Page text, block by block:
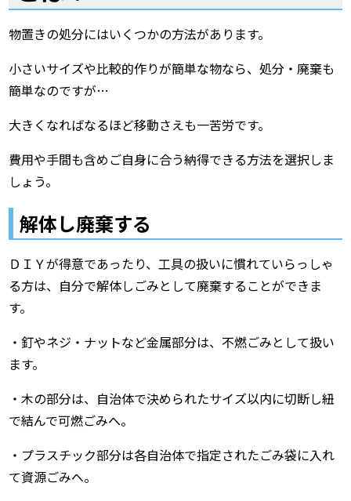
物置きの処分にはいくつかの方法があります。
小さいサイズや比較的作りが簡単な物なら、処分・廃棄も
簡単なのですが…
大きくなればなるほど移動さえも一苦労です。
費用や手間も含めご自身に合う納得できる方法を選択しま
しょう。
解体し廃棄する
ＤＩＹが得意であったり、工具の扱いに慣れていらっしゃ
る方は、自分で解体しごみとして廃棄することができま
す。
・釘やネジ・ナットなど金属部分は、不燃ごみとして扱い
ます。
・木の部分は、自治体で決められたサイズ以内に切断し紐
で結んで可燃ごみへ。
・プラスチック部分は各自治体で指定されたごみ袋に入れ
て資源ごみへ。